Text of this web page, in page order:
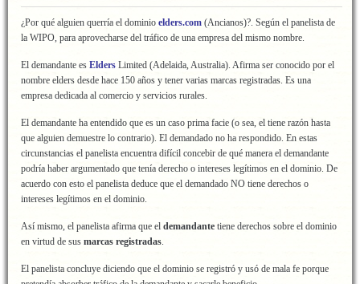
¿Por qué alguien querría el dominio elders.com (Ancianos)?. Según el panelista de
la WIPO, para aprovecharse del tráfico de una empresa del mismo nombre.
El demandante es Elders Limited (Adelaida, Australia). Afirma ser conocido por el
nombre elders desde hace 150 años y tener varias marcas registradas. Es una
empresa dedicada al comercio y servicios rurales.
El demandante ha entendido que es un caso prima facie (o sea, el tiene razón hasta
que alguien demuestre lo contrario). El demandado no ha respondido. En estas
circunstancias el panelista encuentra difícil concebir de qué manera el demandante
podría haber argumentado que tenía derecho o intereses legítimos en el dominio. De
acuerdo con esto el panelista deduce que el demandado NO tiene derechos o
intereses legítimos en el dominio.
Así mismo, el panelista afirma que el demandante tiene derechos sobre el dominio
en virtud de sus marcas registradas.
El panelista concluye diciendo que el dominio se registró y usó de mala fe porque